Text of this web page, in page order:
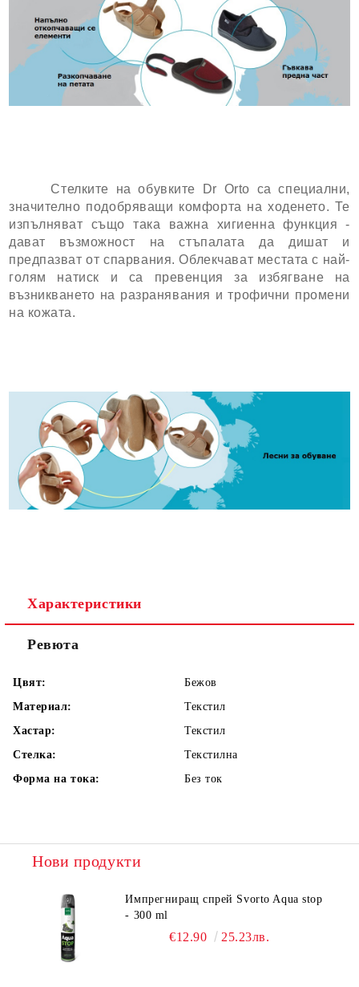
Стелките на обувките Dr Orto са специални,
значително подобряващи комфорта на ходенето. Те
изпълняват също така важна хигиенна функция -
дават възможност на стъпалата да дишат и
предпазват от спарвания. Облекчават местата с най-
голям натиск и са превенция за избягване на
възникването на разранявания и трофични промени
на кожата.
Характеристики
Ревюта
Цвят:
Бежов
Материал:
Текстил
Хастар:
Текстил
Стелка:
Текстилна
Форма на тока:
Без ток
Нови продукти
Импрегниращ спрей Svorto Aqua stop
- 300 ml
€12.90 25.23лв.